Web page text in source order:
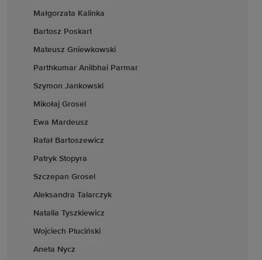
Małgorzata Kalinka
Bartosz Poskart
Mateusz Gniewkowski
Parthkumar Anilbhai Parmar
Szymon Jankowski
Mikołaj Grosel
Ewa Mardeusz
Rafał Bartoszewicz
Patryk Stopyra
Szczepan Grosel
Aleksandra Talarczyk
Natalia Tyszkiewicz
Wojciech Pluciński
Aneta Nycz